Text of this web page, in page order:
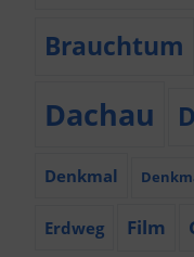
Brauchtum
Dachau
Denkmal
Erdweg Film